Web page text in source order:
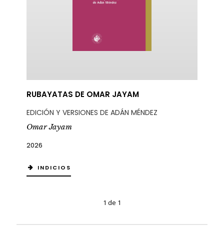
RUBAYATAS DE OMAR JAYAM
EDICIÓN Y VERSIONES DE ADÁN MÉNDEZ
Omar Jayam
2026
INDICIOS
1 de 1